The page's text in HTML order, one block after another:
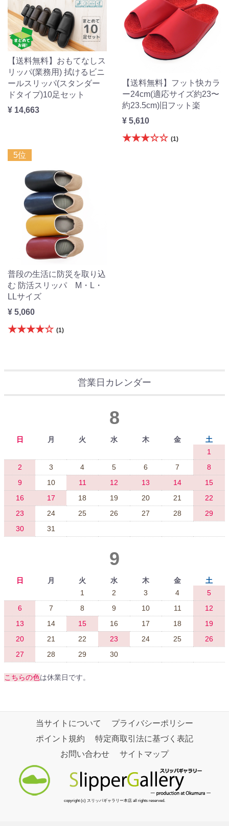
【送料無料】おもてなしス
リッパ(業務用) 拭けるビニ
ールスリッパ(スタンダー
ドタイプ)10足セット
¥ 14,663
【送料無料】フット快カラ
ー24cm(適応サイズ約23〜
約23.5cm)旧フット楽
¥ 5,610
★★★☆☆ (1)
5位
普段の生活に防災を取り込
む 防活スリッパ M・L・
LLサイズ
¥ 5,060
★★★★☆ (1)
営業日カレンダー
8
日 月 火 水 木 金
土
1
2
3 4 5 6 7
8
9
10 11 12 13 14
15
16
17 18 19 20 21
22
23
24 25 26 27 28
29
30
31
9
日 月 火 水 木 金
土
1
2 3 4
5
6
7 8 9 10 11
12
13
14 15 16 17 18
19
20
21 22 23 24 25
26
27
28 29 30
こちらの色は休業日です。
当サイトについて
プライバシーポリシー
ポイント規約
特定商取引法に基づく表記
お問い合わせ
サイトマップ
copyright (c) スリッパギャラリー本店 all rights reserved.